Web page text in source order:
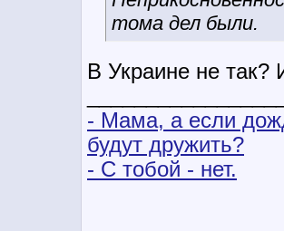
тома дел были.
В Украине не
- Мама, а если
будут дружить?
- С тобой - нет.